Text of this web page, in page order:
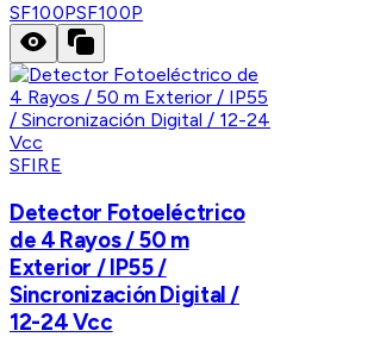
SF100PSF100P
SFIRE
Detector Fotoeléctrico
de 4 Rayos / 50 m
Exterior / IP55 /
Sincronización Digital /
12-24 Vcc